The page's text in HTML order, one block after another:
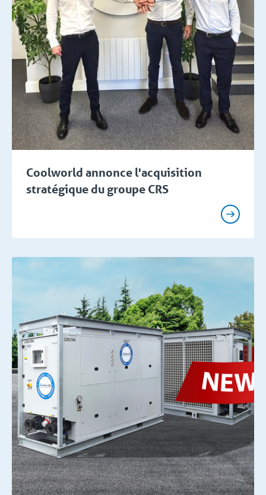
Coolworld annonce l'acquisition
stratégique du groupe CRS